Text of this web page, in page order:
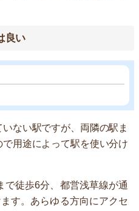
良い
ない駅ですが、両隣の駅ま
用途によって駅を使い分け
で徒歩6分、都営浅草線が通
す。あらゆる方向にアクセ